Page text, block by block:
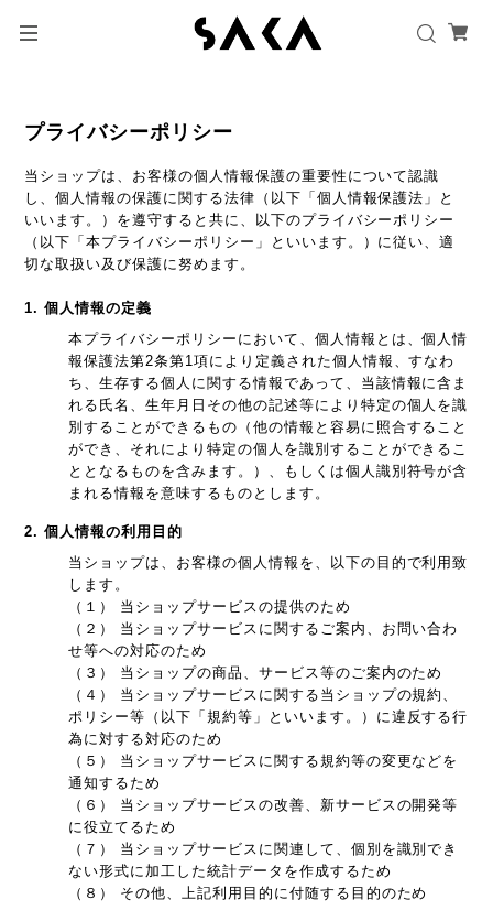
プライバシーポリシー
当ショップは、お客様の個人情報保護の重要性について認識
し、個人情報の保護に関する法律（以下「個人情報保護法」と
いいます。）を遵守すると共に、以下のプライバシーポリシー
（以下「本プライバシーポリシー」といいます。）に従い、適
切な取扱い及び保護に努めます。
1. 個人情報の定義
本プライバシーポリシーにおいて、個人情報とは、個人情
報保護法第2条第1項により定義された個人情報、すなわ
ち、生存する個人に関する情報であって、当該情報に含ま
れる氏名、生年月日その他の記述等により特定の個人を識
別することができるもの（他の情報と容易に照合すること
ができ、それにより特定の個人を識別することができるこ
ととなるものを含みます。）、もしくは個人識別符号が含
まれる情報を意味するものとします。
2. 個人情報の利用目的
当ショップは、お客様の個人情報を、以下の目的で利用致
します。
（１） 当ショップサービスの提供のため
（２） 当ショップサービスに関するご案内、お問い合わ
せ等への対応のため
（３） 当ショップの商品、サービス等のご案内のため
（４） 当ショップサービスに関する当ショップの規約、
ポリシー等（以下「規約等」といいます。）に違反する行
為に対する対応のため
（５） 当ショップサービスに関する規約等の変更などを
通知するため
（６） 当ショップサービスの改善、新サービスの開発等
に役立てるため
（７） 当ショップサービスに関連して、個別を識別でき
ない形式に加工した統計データを作成するため
（８） その他、上記利用目的に付随する目的のため